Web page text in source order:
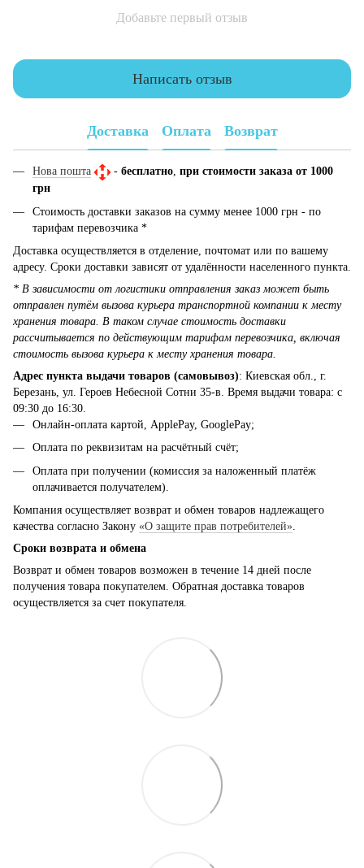
Добавьте первый отзыв
Написать отзыв
Доставка Оплата Возврат
Нова пошта - бесплатно, при стоимости заказа от 1000
грн
Стоимость доставки заказов на сумму менее 1000 грн - по
тарифам перевозчика *
Доставка осуществляется в отделение, почтомат или по вашему
адресу. Сроки доставки зависят от удалённости населенного пункта.
* В зависимости от логистики отправления заказ может быть
отправлен путём вызова курьера транспортной компании к месту
хранения товара. В таком случае стоимость доставки
рассчитывается по действующим тарифам перевозчика, включая
стоимость вызова курьера к месту хранения товара.
Адрес пункта выдачи товаров (самовывоз): Киевская обл., г.
Березань, ул. Героев Небесной Сотни 35-в. Время выдачи товара: с
09:30 до 16:30.
Онлайн-оплата картой, ApplePay, GooglePay;
Оплата по реквизитам на расчётный счёт;
Оплата при получении (комиссия за наложенный платёж
оплачивается получателем).
Компания осуществляет возврат и обмен товаров надлежащего
качества согласно Закону «О защите прав потребителей».
Сроки возврата и обмена
Возврат и обмен товаров возможен в течение 14 дней после
получения товара покупателем. Обратная доставка товаров
осуществляется за счет покупателя.